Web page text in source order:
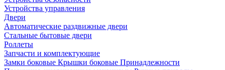
Устройства управления
Двери
Автоматические раздвижные двери
Стальные бытовые двери
Роллеты
Запчасти и комплектующие
Замки боковые Крышки боковые Принадлежности